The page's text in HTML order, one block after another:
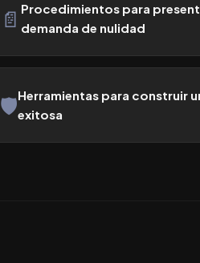
📄 Procedimientos para
demanda de nulidad
🛡️Herramientas para construir
exitosa